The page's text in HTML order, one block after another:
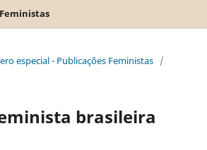
especial - Publicações Feministas /
brasileira